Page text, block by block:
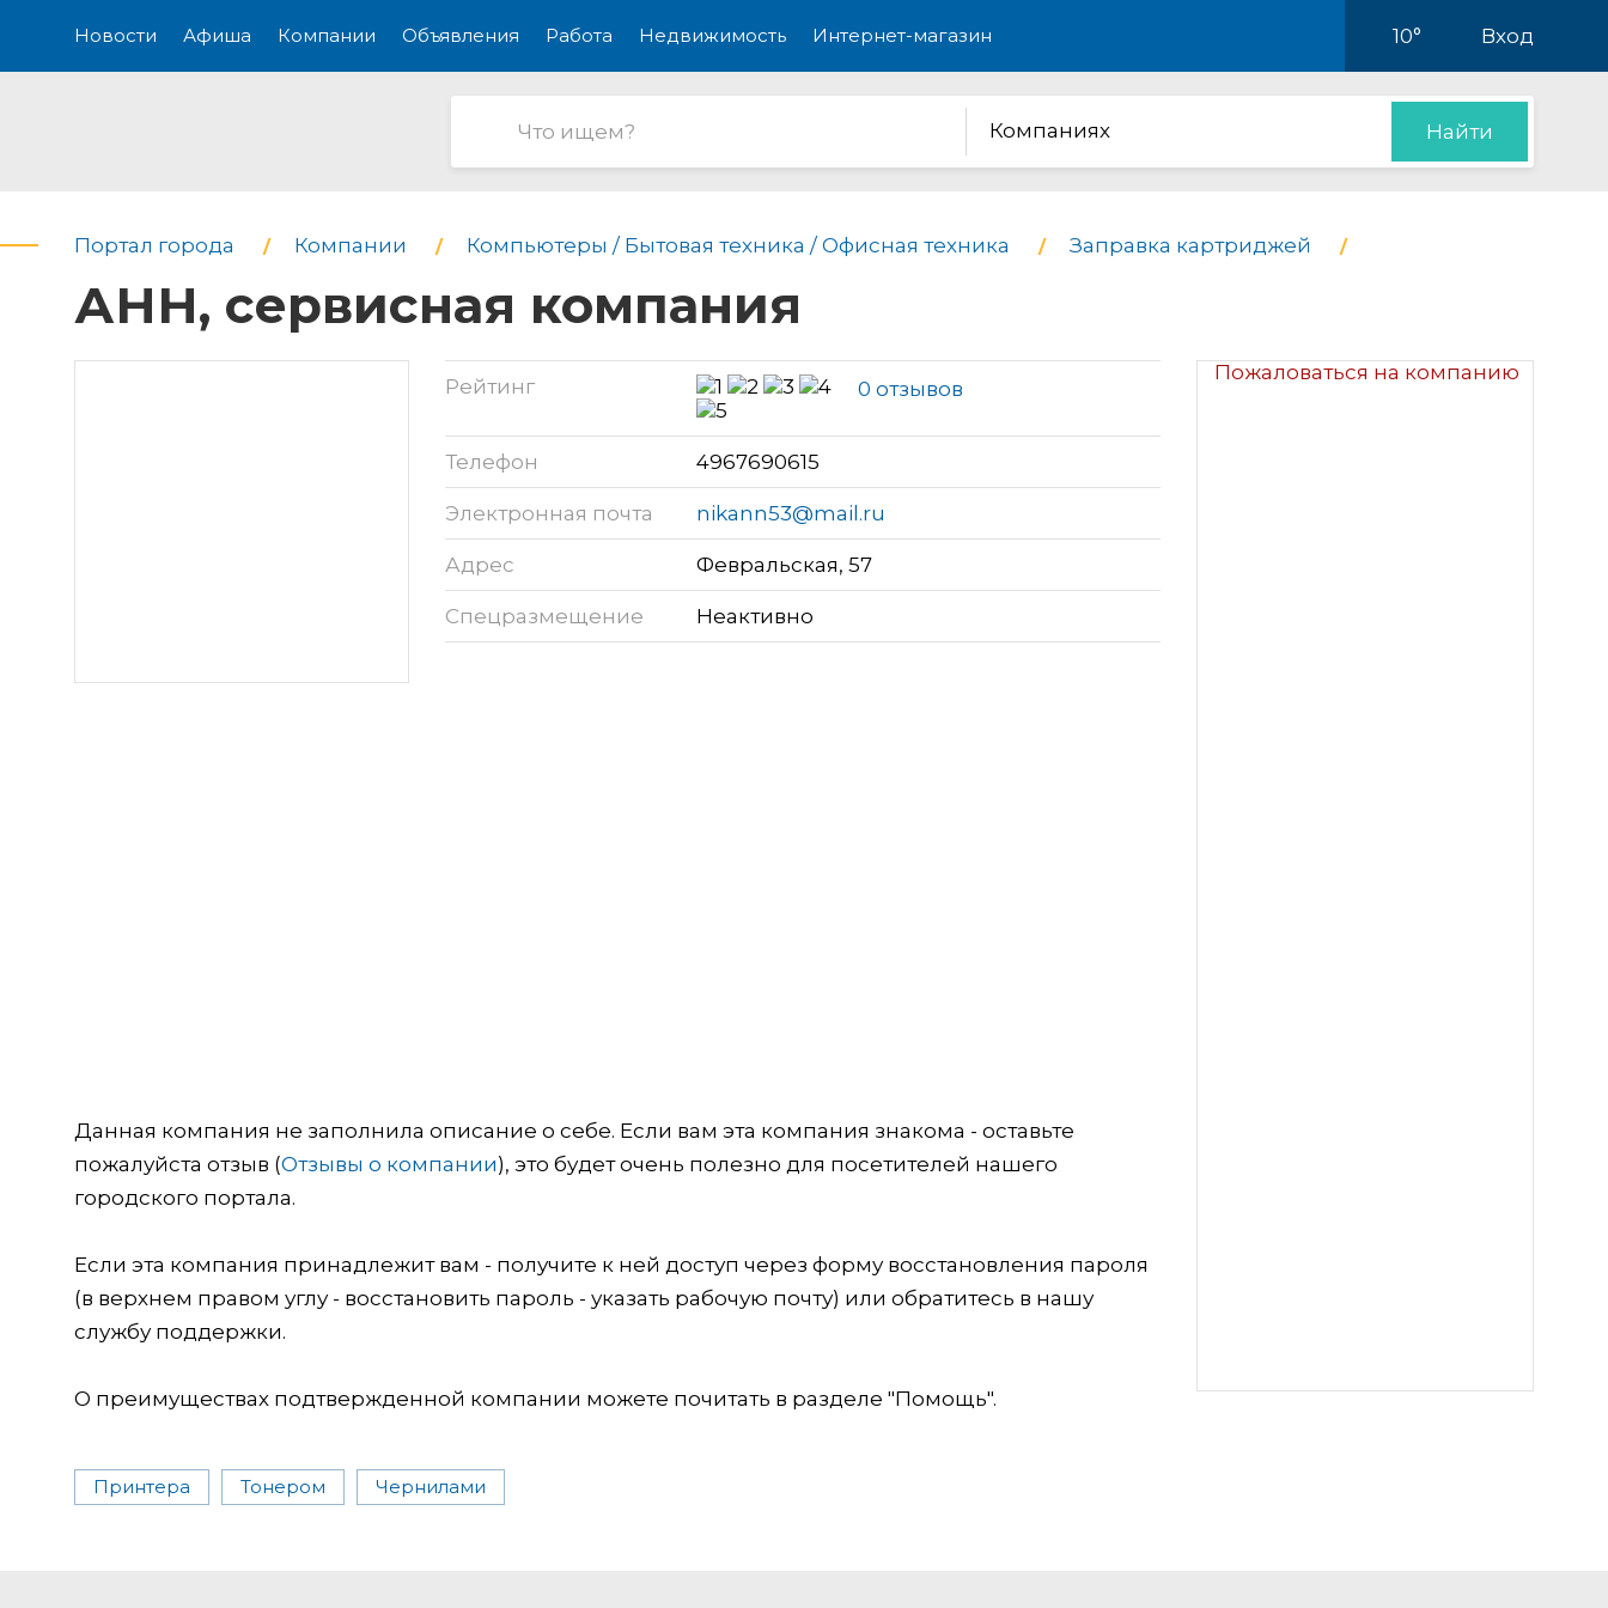
Новости Афиша Компании Объявления Работа Недвижимость Интернет-магазин 10° Вход
Компаниях Найти
Портал города Компании Компьютеры / Бытовая техника / Офисная техника Заправка картриджей
АНН, сервисная компания
Пожаловаться на компанию
Рейтинг 0 отзывов
Телефон 4967690615
Электронная почта nikann53@mail.ru
Адрес Февральская, 57
Спецразмещение Неактивно
Данная компания не заполнила описание о себе. Если вам эта компания знакома - оставьте
пожалуйста отзыв (Отзывы о компании), это будет очень полезно для посетителей нашего
городского портала.
Если эта компания принадлежит вам - получите к ней доступ через форму восстановления пароля
(в верхнем правом углу - восстановить пароль - указать рабочую почту) или обратитесь в нашу
службу поддержки.
О преимуществах подтвержденной компании можете почитать в разделе "Помощь".
Принтера Тонером Чернилами